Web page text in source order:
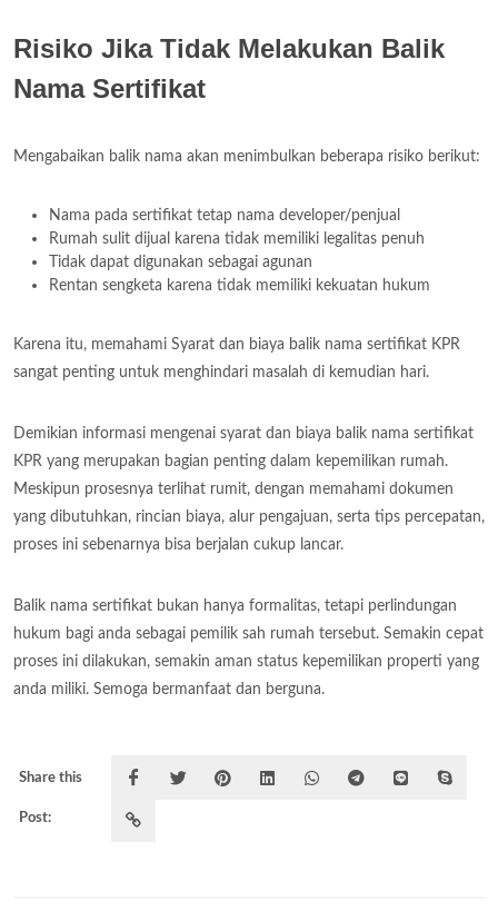
Risiko Jika Tidak Melakukan Balik
Nama Sertifikat
Mengabaikan balik nama akan menimbulkan beberapa risiko berikut:
Nama pada sertifikat tetap nama developer/penjual
Rumah sulit dijual karena tidak memiliki legalitas penuh
Tidak dapat digunakan sebagai agunan
Rentan sengketa karena tidak memiliki kekuatan hukum
Karena itu, memahami Syarat dan biaya balik nama sertifikat KPR
sangat penting untuk menghindari masalah di kemudian hari.
Demikian informasi mengenai syarat dan biaya balik nama sertifikat
KPR yang merupakan bagian penting dalam kepemilikan rumah.
Meskipun prosesnya terlihat rumit, dengan memahami dokumen
yang dibutuhkan, rincian biaya, alur pengajuan, serta tips percepatan,
proses ini sebenarnya bisa berjalan cukup lancar.
Balik nama sertifikat bukan hanya formalitas, tetapi perlindungan
hukum bagi anda sebagai pemilik sah rumah tersebut. Semakin cepat
proses ini dilakukan, semakin aman status kepemilikan properti yang
anda miliki. Semoga bermanfaat dan berguna.
Share this
Post: